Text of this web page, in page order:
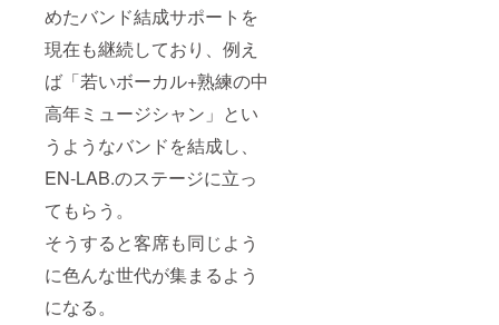
めたバンド結成サポートを
現在も継続しており、例え
ば「若いボーカル+熟練の中
高年ミュージシャン」とい
うようなバンドを結成し、
EN-LAB.のステージに立っ
てもらう。
そうすると客席も同じよう
に色んな世代が集まるよう
になる。